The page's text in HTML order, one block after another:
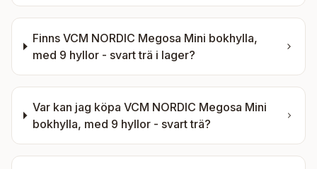
FinnsVCM NORDIC Megosa Mini bokhylla,
med 9 hyllor - svart trä i lager?
Var kan jag köpa VCM NORDIC Megosa Mini
bokhylla, med 9 hyllor - svart trä?